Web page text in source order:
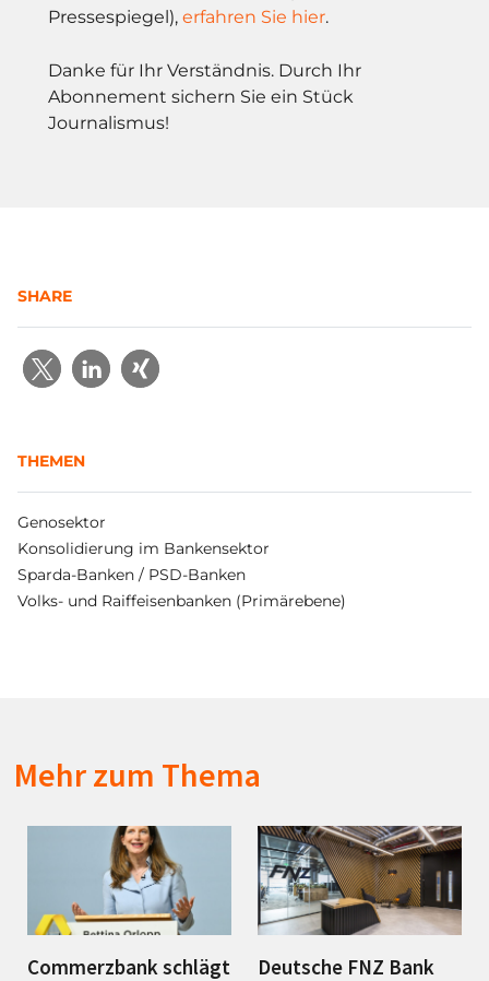
Pressespiegel), erfahren Sie hier.
Danke für Ihr Verständnis. Durch Ihr
Abonnement sichern Sie ein Stück
Journalismus!
SHARE
THEMEN
Genosektor
Konsolidierung im Bankensektor
Sparda-Banken / PSD-Banken
Volks- und Raiffeisenbanken (Primärebene)
Mehr zum Thema
Commerzbank schlägt
Deutsche FNZ Bank